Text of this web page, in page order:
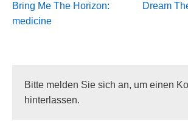
Bring Me The Horizon:
medicine
Dream
Bitte melden Sie sich an, um einen
hinterlassen.